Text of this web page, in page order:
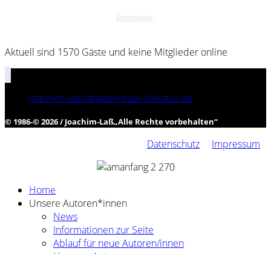
Impressum
Aktuell sind 1570 Gäste und keine Mitglieder online
joachim-lass (at)abenteuer-literatur.de
© 1986-© 2026 / Joachim-Laß„Alle Rechte vorbehalten“
Datenschutz Impressum
Home
Unsere Autoren*innen
News
Informationen zur Seite
Ablauf für neue Autoren/innen